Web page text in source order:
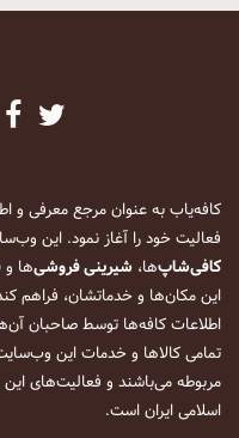
فعالیت خود را آغاز نمود. این
کافی‌شاپ‌ها، شیرینی فروشی‌ها و
این مکان‌ها و خدماتشان، فراهم
اطلاعات کافه‌ها توسط صاحبان
تمامی کالاها و خدمات این
مربوطه می‌باشند و فعالیت‌های
اسلامی ایران است.